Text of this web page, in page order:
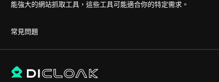
能強大的網站抓取工具，這些工具可能適合你的特定需求。
常見問題